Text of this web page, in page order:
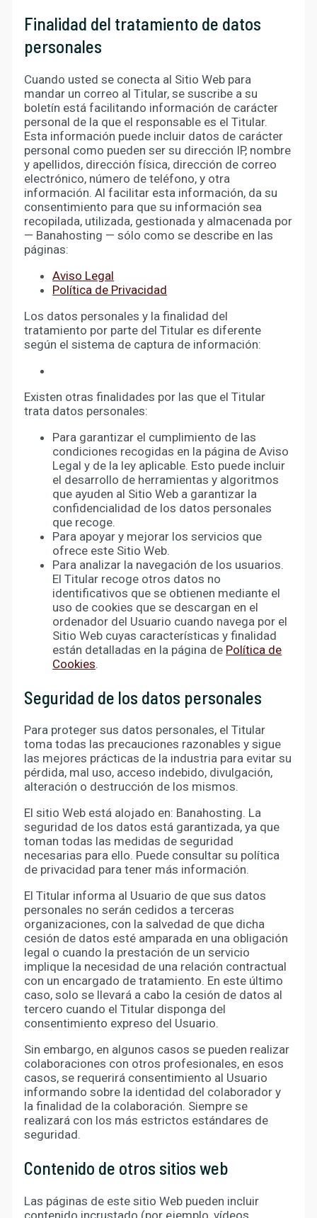
Finalidad del tratamiento de datos
personales
Cuando usted se conecta al Sitio Web para
mandar un correo al Titular, se suscribe a su
boletín está facilitando información de carácter
personal de la que el responsable es el Titular.
Esta información puede incluir datos de carácter
personal como pueden ser su dirección IP, nombre
y apellidos, dirección física, dirección de correo
electrónico, número de teléfono, y otra
información. Al facilitar esta información, da su
consentimiento para que su información sea
recopilada, utilizada, gestionada y almacenada por
— Banahosting — sólo como se describe en las
páginas:
Aviso Legal
Política de Privacidad
Los datos personales y la finalidad del
tratamiento por parte del Titular es diferente
según el sistema de captura de información:
Existen otras finalidades por las que el Titular
trata datos personales:
Para garantizar el cumplimiento de las
condiciones recogidas en la página de Aviso
Legal y de la ley aplicable. Esto puede incluir
el desarrollo de herramientas y algoritmos
que ayuden al Sitio Web a garantizar la
confidencialidad de los datos personales
que recoge.
Para apoyar y mejorar los servicios que
ofrece este Sitio Web.
Para analizar la navegación de los usuarios.
El Titular recoge otros datos no
identificativos que se obtienen mediante el
uso de cookies que se descargan en el
ordenador del Usuario cuando navega por el
Sitio Web cuyas características y finalidad
están detalladas en la página de Política de
Cookies.
Seguridad de los datos personales
Para proteger sus datos personales, el Titular
toma todas las precauciones razonables y sigue
las mejores prácticas de la industria para evitar su
pérdida, mal uso, acceso indebido, divulgación,
alteración o destrucción de los mismos.
El sitio Web está alojado en: Banahosting. La
seguridad de los datos está garantizada, ya que
toman todas las medidas de seguridad
necesarias para ello. Puede consultar su política
de privacidad para tener más información.
El Titular informa al Usuario de que sus datos
personales no serán cedidos a terceras
organizaciones, con la salvedad de que dicha
cesión de datos esté amparada en una obligación
legal o cuando la prestación de un servicio
implique la necesidad de una relación contractual
con un encargado de tratamiento. En este último
caso, solo se llevará a cabo la cesión de datos al
tercero cuando el Titular disponga del
consentimiento expreso del Usuario.
Sin embargo, en algunos casos se pueden realizar
colaboraciones con otros profesionales, en esos
casos, se requerirá consentimiento al Usuario
informando sobre la identidad del colaborador y
la finalidad de la colaboración. Siempre se
realizará con los más estrictos estándares de
seguridad.
Contenido de otros sitios web
Las páginas de este sitio Web pueden incluir
contenido incrustado (por ejemplo, vídeos,